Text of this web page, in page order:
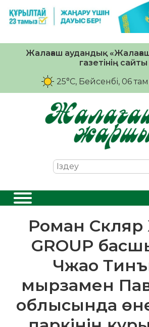
Жалағаш аудандық
газетінің сайты
25°C, Бейсенбі, 06
Роман Скляр
GROUP
Чжао
мырзамен
облысында